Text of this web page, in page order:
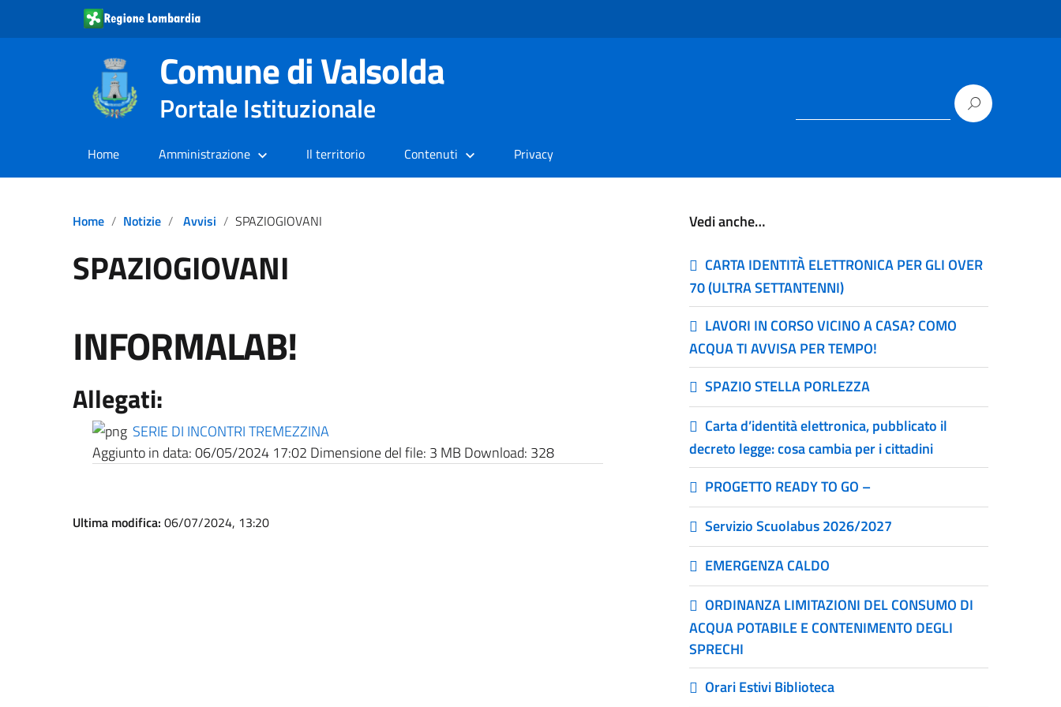
Comune di Valsolda
Portale Istituzionale
Home Amministrazione Il territorio Contenuti Privacy
Home Notizie Avvisi SPAZIOGIOVANI
SPAZIOGIOVANI
INFORMALAB!
Allegati:
SERIE DI INCONTRI TREMEZZINA
Aggiunto in data:06/05/2024 17:02 Dimensione del file: 3 MB Download: 328
Ultima modifica: 06/07/2024, 13:20
Vedi anche…
CARTA IDENTITÀ ELETTRONICA PER GLI OVER
70 (ULTRA SETTANTENNI)
LAVORI IN CORSO VICINO A CASA? COMO
ACQUA TI AVVISA PER TEMPO!
SPAZIO STELLA PORLEZZA
Carta d’identità elettronica, pubblicato il
decreto legge: cosa cambia per i cittadini
PROGETTO READY TO GO –
Servizio Scuolabus 2026/2027
EMERGENZA CALDO
ORDINANZA LIMITAZIONI DEL CONSUMO DI
ACQUA POTABILE E CONTENIMENTO DEGLI
SPRECHI
Orari Estivi Biblioteca